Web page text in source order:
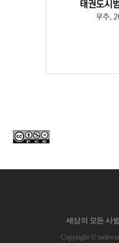
세상의 모든 사
Copyright ©